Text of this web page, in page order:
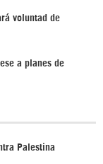
voluntad de
a planes de
Palestina